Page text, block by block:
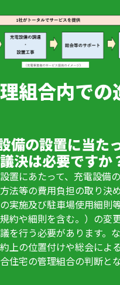
組合内での
備の設置に当たっ
決は必要ですか
置にあたって、充電設備
法等の費用負担の取り決
実施及び駐車場使用細則
約や細則を含む。）の変
を行う必要があります。
上の位置付けや総会によ
住宅の管理組合の判断とな